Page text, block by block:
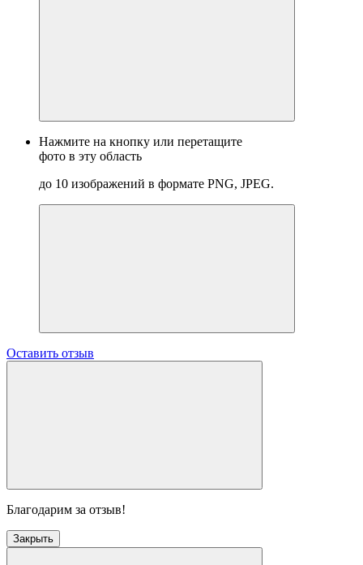
Нажмите на кнопку или перетащите
фото в эту область
до 10 изображений в формате PNG, JPEG.
Оставить отзыв
Благодарим за отзыв!
Закрыть